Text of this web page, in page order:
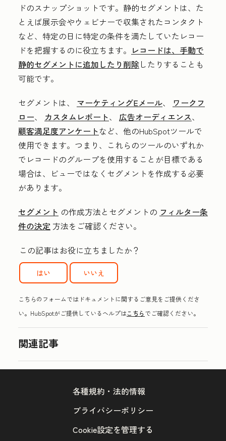
ドのスナップショットです。静的セグメントは、た
とえば展示会やウェビナーで収集されたコンタクト
など、特定の日に特定の条件を満たしていたレコー
ドを把握するのに役立ちます。 レコードは、手動で
静的セグメントに追加したり削除したりすることも
可能です。
セグメントは、 マーケティングEメール、 ワークフ
ロー、 カスタムレポート、 広告オーディエンス、
顧客満足度アンケートなど、他のHubSpotツールで
使用できます。つまり、これらのツールのいずれか
でレコードのグループを使用することが目標である
場合は、ビューではなくセグメントを作成する必要
があります。
セグメント の作成方法とセグメントの フィルター条
件の決定 方法をご確認ください。
この記事はお役に立ちましたか？
はい いいえ
こちらのフォームではドキュメントに関するご意見をご提供くださ
い。HubSpotがご提供しているヘルプはこちらでご確認ください。
関連記事
各種規約・法的情報
プライバシーポリシー
Cookie設定を管理する